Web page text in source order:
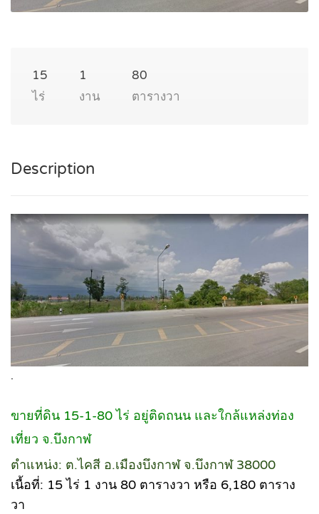
15
ไร่
1
งาน
80
ตารางวา
Description
.
ขายที่ดิน 15-1-80 ไร่ อยู่ติดถนน และใกล้แหล่งท่อง
เที่ยว จ.บึงกาฬ
ตำแหน่ง: ต.ไคสี อ.เมืองบึงกาฬ จ.บึงกาฬ 38000
เนื้อที่: 15 ไร่ 1 งาน 80 ตารางวา หรือ 6,180 ตาราง
วา